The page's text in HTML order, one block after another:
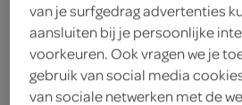
Let op: aanbiedingen zijn niet
producten, maar worden wél
verwerkt in de winkelmand.
van je surfgedrag advertenties
aansluiten bij je persoonlijke
voorkeuren. Ook vragen we je
gebruik van social media
van sociale netwerken met de